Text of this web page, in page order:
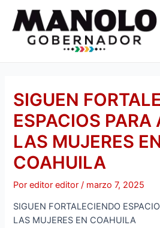
contenido
SIGUEN
ESPACIOS PARA
LAS MUJERES
COAHUILA
Poreditor editor/ marzo 7, 2025
SIGUEN FORTALECIENDO
LAS MUJERES EN COAHUILA
de
entradas